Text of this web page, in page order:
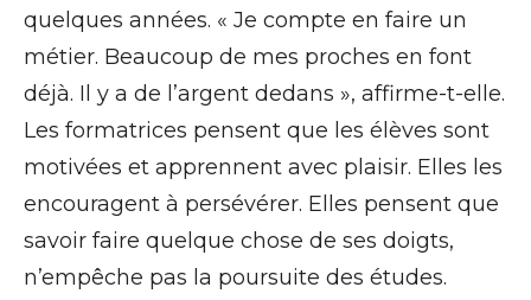
quelques années. « Je compte en faire un
métier. Beaucoup de mes proches en font
déjà. Il y a de l’argent dedans », affirme-t-elle.
Les formatrices pensent que les élèves sont
motivées et apprennent avec plaisir. Elles les
encouragent à persévérer. Elles pensent que
savoir faire quelque chose de ses doigts,
n’empêche pas la poursuite des études.